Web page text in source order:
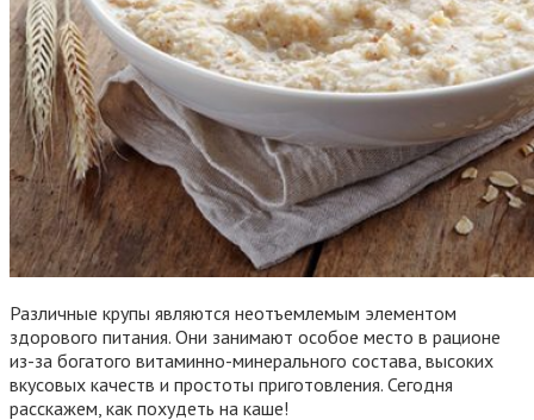
Различные крупы являются неотъемлемым элементом
здорового питания. Они занимают особое место в рационе
из-за богатого витаминно-минерального состава, высоких
вкусовых качеств и простоты приготовления. Сегодня
расскажем, как похудеть на каше!